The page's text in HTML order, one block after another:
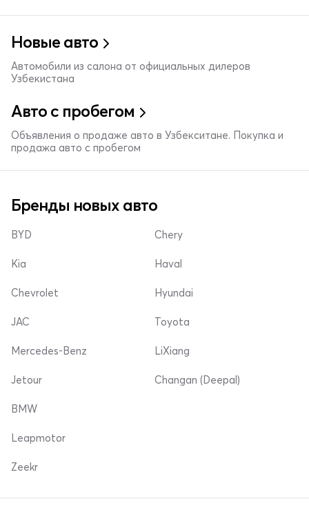
Новые авто
Автомобили из салона от официальных дилеров
Узбекистана
Авто с пробегом
Объявления о продаже авто в Узбекситане. Покупка и
продажа авто с пробегом
Бренды новых авто
BYD
Kia
Chevrolet
Chery
Haval
Hyundai
JAC
Mercedes-Benz
Jetour
Toyota
LiXiang
Changan (Deepal)
BMW
Leapmotor
Zeekr